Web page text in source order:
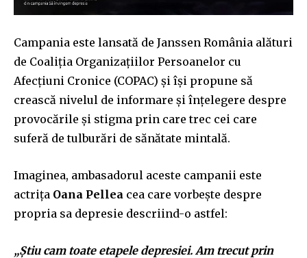
Campania este lansată de Janssen România alături
de Coaliția Organizațiilor Persoanelor cu
Afecțiuni Cronice (COPAC) și își propune să
crească nivelul de informare și înțelegere despre
provocările și stigma prin care trec cei care
suferă de tulburări de sănătate mintală.
Imaginea, ambasadorul aceste campanii este
actrița Oana Pellea cea care vorbește despre
propria sa depresie descriind-o astfel:
„Știu cam toate etapele depresiei. Am trecut prin